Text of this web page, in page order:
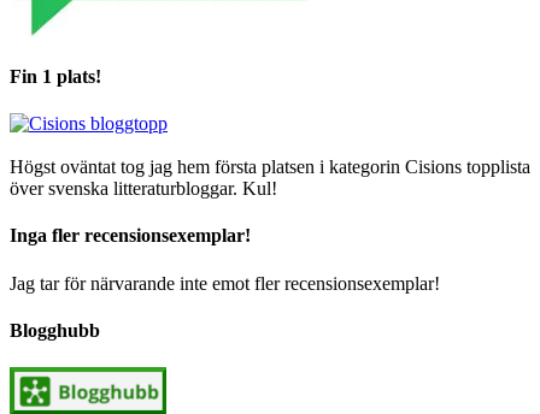
Fin 1 plats!
Högst oväntat tog jag hem första platsen i kategorin Cisions topplista
över svenska litteraturbloggar. Kul!
Inga fler recensionsexemplar!
Jag tar för närvarande inte emot fler recensionsexemplar!
Blogghubb